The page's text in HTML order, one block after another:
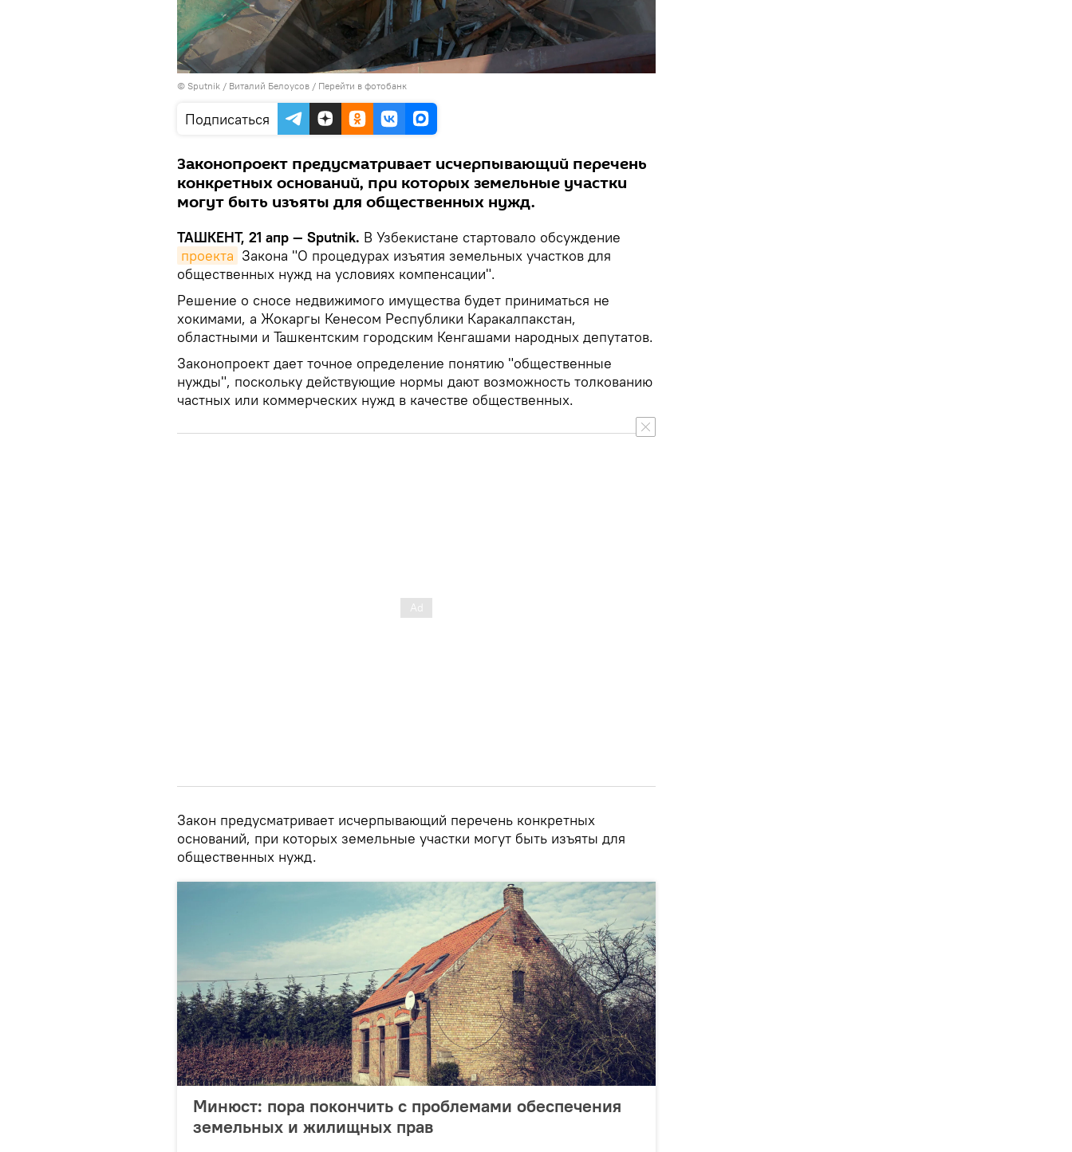
© Sputnik / Виталий Белоусов / Перейти в фотобанк
Подписаться
Законопроект предусматривает исчерпывающий перечень
конкретных оснований, при которых земельные участки
могут быть изъяты для общественных нужд.
ТАШКЕНТ, 21 апр — Sputnik. В Узбекистане стартовало обсуждение
проекта Закона "О процедурах изъятия земельных участков для
общественных нужд на условиях компенсации".
Решение о сносе недвижимого имущества будет приниматься не
хокимами, а Жокаргы Кенесом Республики Каракалпакстан,
областными и Ташкентским городским Кенгашами народных депутатов.
Законопроект дает точное определение понятию "общественные
нужды", поскольку действующие нормы дают возможность толкованию
частных или коммерческих нужд в качестве общественных.
Закон предусматривает исчерпывающий перечень конкретных
оснований, при которых земельные участки могут быть изъяты для
общественных нужд.
Минюст: пора покончить с проблемами обеспечения
земельных и жилищных прав